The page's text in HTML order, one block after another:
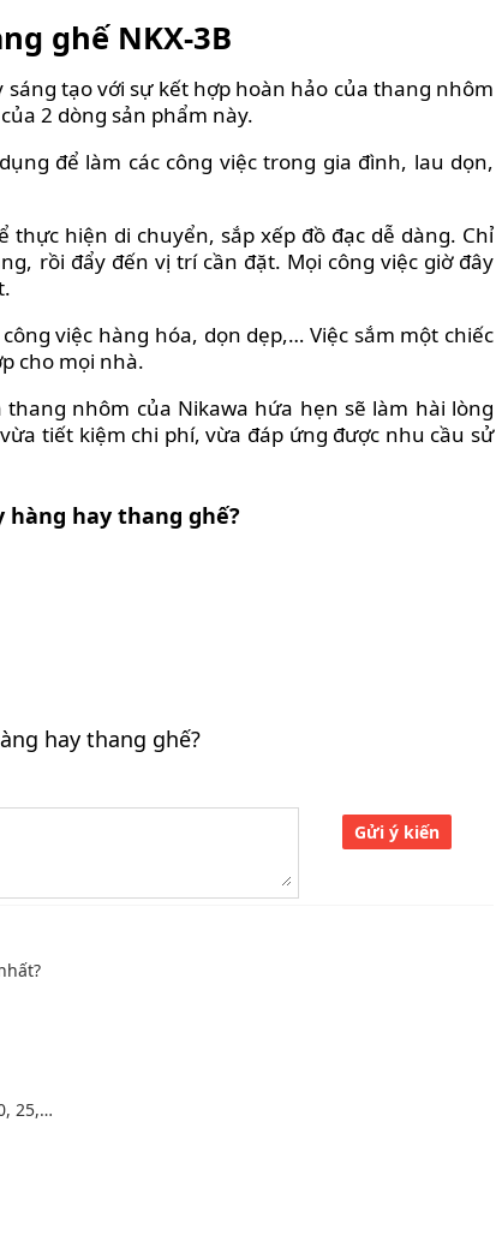
ghế NKX-3B
tạo với sự kết hợp hoàn hảo của thang nhôm
2 dòng sản phẩm này.
để làm các công việc trong gia đình, lau dọn,
hiện di chuyển, sắp xếp đồ đạc dễ dàng. Chỉ
rồi đẩy đến vị trí cần đặt. Mọi công việc giờ đây
việc hàng hóa, dọn dẹp,… Việc sắm một chiếc
cho mọi nhà.
nhôm của Nikawa hứa hẹn sẽ làm hài lòng
tiết kiệm chi phí, vừa đáp ứng được nhu cầu sử
hàng hay thang ghế?
hay thang ghế?
Gửi ý kiến
25,…